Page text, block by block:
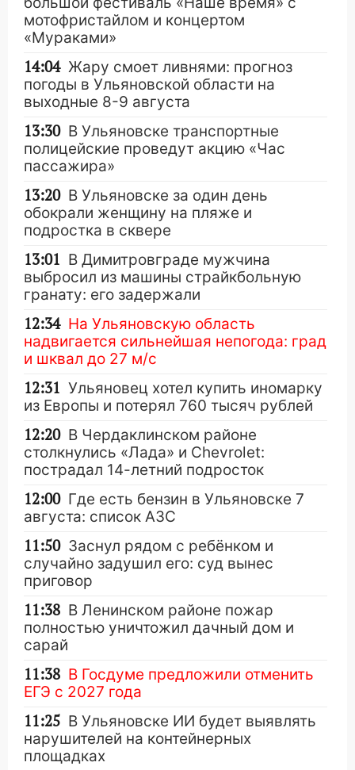
мотофристайлом и концертом
«Мураками»
14:04 Жару смоет ливнями: прогноз
погоды в Ульяновской области на
выходные 8-9 августа
13:30 В Ульяновске транспортные
полицейские проведут акцию «Час
пассажира»
13:20 В Ульяновске за один день
обокрали женщину на пляже и
подростка в сквере
13:01 В Димитровграде мужчина
выбросил из машины страйкбольную
гранату: его задержали
12:34 На Ульяновскую область
надвигается сильнейшая непогода: град
и шквал до 27 м/с
12:31 Ульяновец хотел купить иномарку
из Европы и потерял 760 тысяч рублей
12:20 В Чердаклинском районе
столкнулись «Лада» и Chevrolet:
пострадал 14-летний подросток
12:00 Где есть бензин в Ульяновске 7
августа: список АЗС
11:50 Заснул рядом с ребёнком и
случайно задушил его: суд вынес
приговор
11:38 В Ленинском районе пожар
полностью уничтожил дачный дом и
сарай
11:38 В Госдуме предложили отменить
ЕГЭ с 2027 года
11:25 В Ульяновске ИИ будет выявлять
нарушителей на контейнерных
площадках